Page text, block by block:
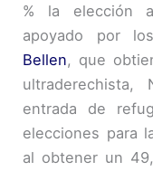
% la elección
apoyado por
Bellen, que
entrada de
elecciones para
al obtener un